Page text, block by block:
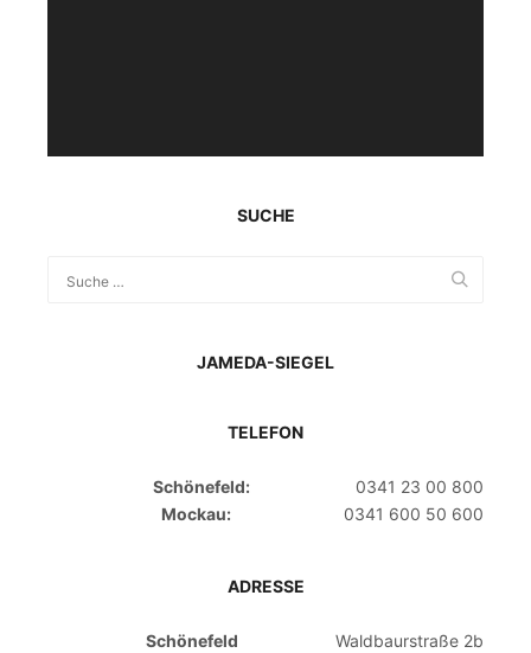
SUCHE
JAMEDA-SIEGEL
TELEFON
Schönefeld:
0341 23 00 800
Mockau:
0341 600 50 600
ADRESSE
Schönefeld
Waldbaurstraße 2b